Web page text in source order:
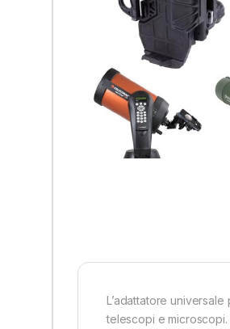
L’adattatore
telescopi e microscopi.